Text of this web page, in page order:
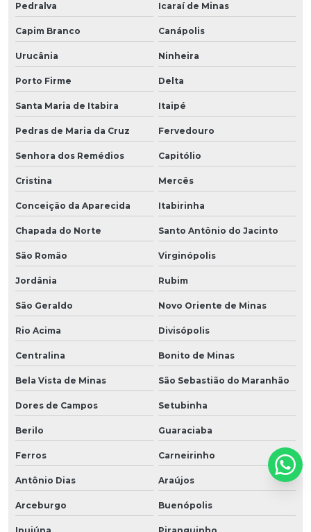
Pedralva Icaraí de Minas
Capim Branco Canápolis
Urucânia Ninheira
Porto Firme Delta
Santa Maria de Itabira Itaipé
Pedras de Maria da Cruz Fervedouro
Senhora dos Remédios Capitólio
Cristina Mercês
Conceição da Aparecida Itabirinha
Chapada do Norte Santo Antônio do Jacinto
São Romão Virginópolis
Jordânia Rubim
São Geraldo Novo Oriente de Minas
Rio Acima Divisópolis
Centralina Bonito de Minas
Bela Vista de Minas São Sebastião do Maranhão
Dores de Campos Setubinha
Berilo Guaraciaba
Ferros Carneirinho
Antônio Dias Araújos
Arceburgo Buenópolis